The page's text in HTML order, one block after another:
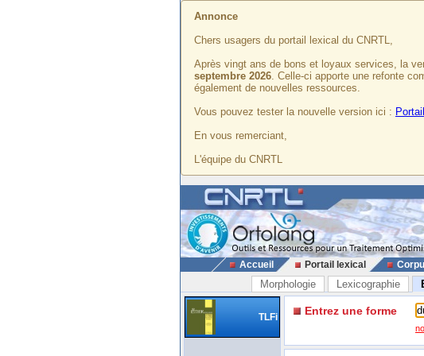
Annonce
Chers usagers du portail lexical du CNRTL,
Après vingt ans de bons et loyaux services, la
septembre 2026. Celle-ci apporte une refonte
également de nouvelles ressources.
Vous pouvez tester la nouvelle version ici :
En vous remerciant,
L'équipe du CNRTL
Accueil Portail lexical
Morphologie Lexicographie
TLFi Entrez une forme